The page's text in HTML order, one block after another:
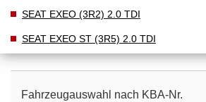
SEAT EXEO (3R2) 2.0 TDI
SEAT EXEO ST (3R5) 2.0 TDI
Fahrzeugauswahl nach KBA-Nr.